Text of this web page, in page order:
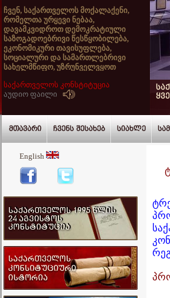
ჩვენ, საქართველოს მოქალაქენი,
რომელთა ურყევი ნებაა,
დავამკვიდროთ დემოკრატიული
საზოგადოებრივი წესწყობილება,
ეკონომიკური თავისუფლება,
სოციალური და სამართლებრივი
სახელმწიფო, უზრუნველვყოთ
ადამიანის საყოველთაოდ
აღიარებული უფლებანი და
თავისუფლებანი, განვამტკიცოთ
სახელმწიფოებრივი
ურთიერთობა, ქართველი ერის
ტრადიციებსა და საქართველოს
1921 წლის კონსტიტუციის
ისტორიულ-სამართლებრივ
მემკვიდრეობაზე დაყრდნობით
ვაცხადებთ ამ კონსტიტუციას.
საქართველოს კონსტიტუცია
აუდიო ფაილი
მთავარი ჩვენს შესახებ სიახლე
English